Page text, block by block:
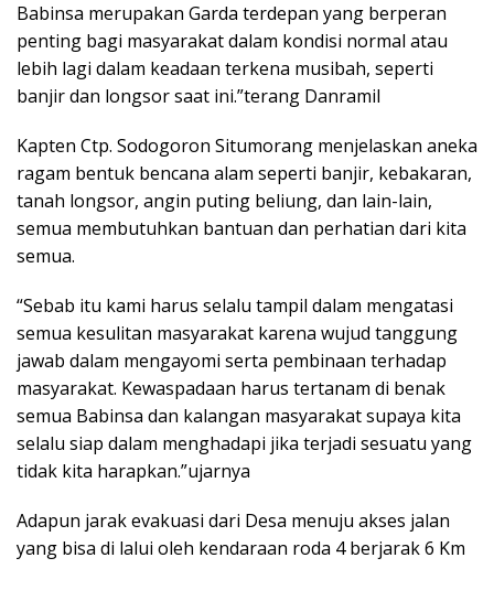
Babinsa merupakan Garda terdepan yang berperan
penting bagi masyarakat dalam kondisi normal atau
lebih lagi dalam keadaan terkena musibah, seperti
banjir dan longsor saat ini.”terang Danramil
Kapten Ctp. Sodogoron Situmorang menjelaskan aneka
ragam bentuk bencana alam seperti banjir, kebakaran,
tanah longsor, angin puting beliung, dan lain-lain,
semua membutuhkan bantuan dan perhatian dari kita
semua.
“Sebab itu kami harus selalu tampil dalam mengatasi
semua kesulitan masyarakat karena wujud tanggung
jawab dalam mengayomi serta pembinaan terhadap
masyarakat. Kewaspadaan harus tertanam di benak
semua Babinsa dan kalangan masyarakat supaya kita
selalu siap dalam menghadapi jika terjadi sesuatu yang
tidak kita harapkan.”ujarnya
Adapun jarak evakuasi dari Desa menuju akses jalan
yang bisa di lalui oleh kendaraan roda 4 berjarak 6 Km